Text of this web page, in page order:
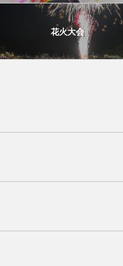
花火大会